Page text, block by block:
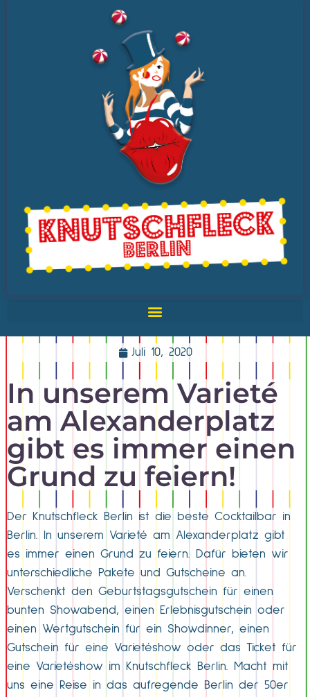
Juli 10, 2020
In unserem Varieté
am Alexanderplatz
gibt es immer einen
Grund zu feiern!
Der Knutschfleck Berlin ist die beste Cocktailbar in
Berlin. In unserem Varieté am Alexanderplatz gibt
es immer einen Grund zu feiern. Dafür bieten wir
unterschiedliche Pakete und Gutscheine an.
Verschenkt den Geburtstagsgutschein für einen
bunten Showabend, einen Erlebnisgutschein oder
einen Wertgutschein für ein Showdinner, einen
Gutschein für eine Varietéshow oder das Ticket für
eine Varietéshow im Knutschfleck Berlin. Macht mit
uns eine Reise in das aufregende Berlin der 50er